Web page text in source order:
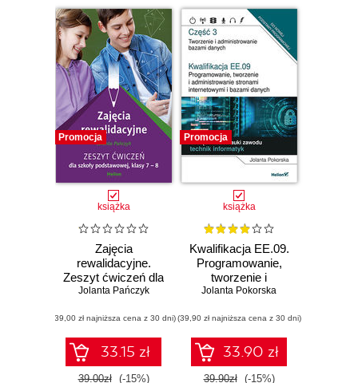
nauki zawodu
technik informatyk
i technik
programista
systemów
komputerowych.
Podręcznik do
nauki zawodu
technik informatyk
Promocja
książka
Zajęcia
rewalidacyjne.
Zeszyt ćwiczeń dla
szkoły
klasy 7 - 8
Jolanta Pańczyk
(39,00 zł najniższa cena z 30 dni)
33.15 zł
39.00zł (-15%)
Promocja
książka
Kwalifikacja EE.09.
Programowanie,
tworzenie i
administrowanie
internetowymi i
bazami danych.
Część 3.
Tworzenie i
administrowanie
Jolanta Pokorska
(39,90 zł najniższa cena z 30 dni)
33.90 zł
39.90zł (-15%)